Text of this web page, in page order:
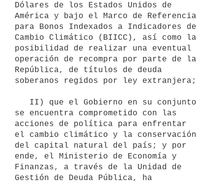
Dólares de los Estados Unidos de
América y bajo el Marco de Referencia
para Bonos Indexados a Indicadores de
Cambio Climático (BIICC), así como la
posibilidad de realizar una eventual
operación de recompra por parte de la
República, de títulos de deuda
soberanos regidos por ley extranjera;
se encuentra comprometido con las
acciones de política para enfrentar
el cambio climático y la conservación
del capital natural del país; y por
ende, el Ministerio de Economía y
Finanzas, a través de la Unidad de
Gestión de Deuda Pública, ha